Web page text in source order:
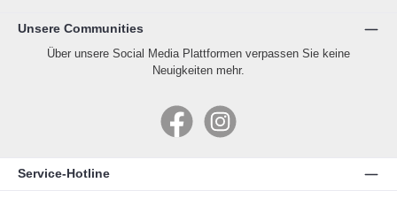
Unsere Communities
Über unsere Social Media Plattformen verpassen Sie keine
Neuigkeiten mehr.
FacebookInstagram
Service-Hotline